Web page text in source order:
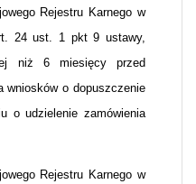
Rejestru Karnego w
24 ust. 1 pkt 9 ustawy,
niż 6 miesięcy przed
wniosków o dopuszczenie
o udzielenie zamówienia
Rejestru Karnego w